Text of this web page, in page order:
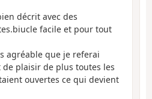
décrit avec des
facile et pour tout
agréable que je referai
plaisir de plus toutes les
ouvertes ce qui devient